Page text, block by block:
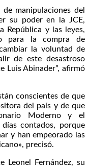
manipulaciones del
su poder en la JCE,
República y las leyes,
para la compra de
la voluntad de
de este desastroso
Luis Abinader”, afirmó
conscientes de que
del país y de que
Moderno y el
contados, porque
y han empeorado las
precisó.
Leonel Fernández, su